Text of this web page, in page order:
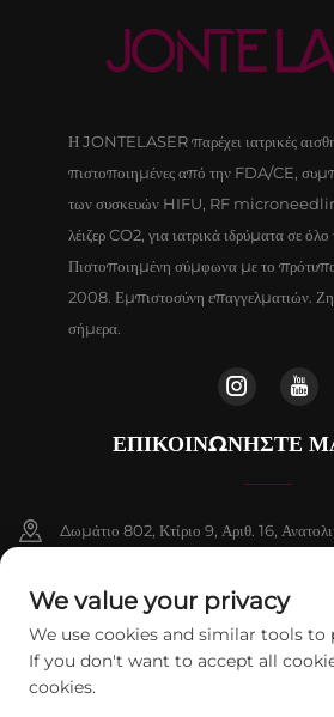
Η JONTELASER παρέχει ιατρικές
πιστοποιημένες από την FDA/CE,
των συσκευών HIFU, RF
λέιζερ CO2, για ιατρικά ιδρύματα σε
Πιστοποιημένη σύμφωνα με το
2008. Εμπιστοσύνη επαγγελματιών.
σήμερα.
ΕΠΙΚΟΙΝΩΝΉΣΤΕ
Δωμάτιο 802, Κτίριο 9, Αριθ. 16,
+86-13911459627
[email protected]
We value your privacy
We use cookies and similar tools to
If you don't want to accept all
cookies.